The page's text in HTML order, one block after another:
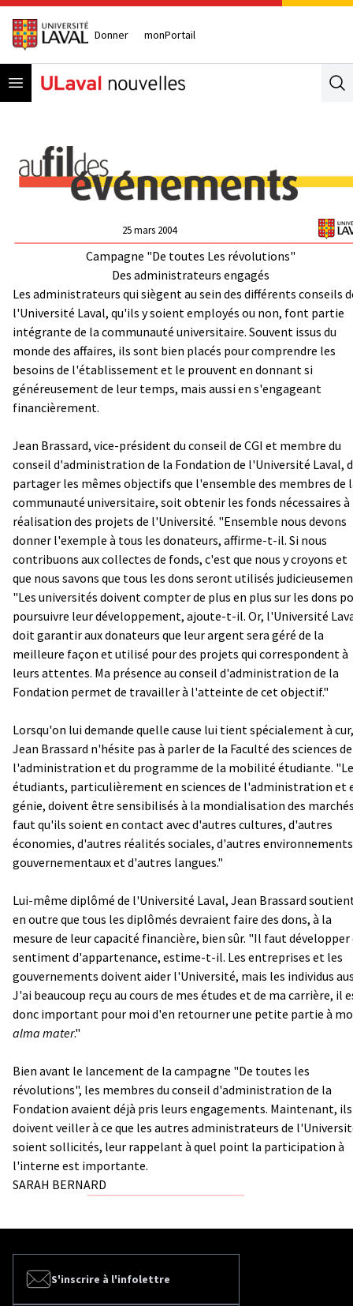
Donner monPortail
Open menu
25 mars 2004
Campagne "De toutes Les révolutions"
Des administrateurs engagés
Les administrateurs qui siègent au sein des différents conseils
l'Université Laval, qu'ils y soient employés ou non, font partie
intégrante de la communauté universitaire. Souvent issus du
monde des affaires, ils sont bien placés pour comprendre les
besoins de l'établissement et le prouvent en donnant si
généreusement de leur temps, mais aussi en s'engageant
financièrement.
Jean Brassard, vice-président du conseil de CGI et membre du
conseil d'administration de la Fondation de l'Université Laval,
partager les mêmes objectifs que l'ensemble des membres de
communauté universitaire, soit obtenir les fonds nécessaires à
réalisation des projets de l'Université. "Ensemble nous devons
donner l'exemple à tous les donateurs, affirme-t-il. Si nous
contribuons aux collectes de fonds, c'est que nous y croyons et
que nous savons que tous les dons seront utilisés
"Les universités doivent compter de plus en plus sur les dons
poursuivre leur développement, ajoute-t-il. Or, l'Université
doit garantir aux donateurs que leur argent sera géré de la
meilleure façon et utilisé pour des projets qui correspondent à
leurs attentes. Ma présence au conseil d'administration de la
Fondation permet de travailler à l'atteinte de cet objectif."
Lorsqu'on lui demande quelle cause lui tient spécialement à cur,
Jean Brassard n'hésite pas à parler de la Faculté des sciences de
l'administration et du programme de la mobilité étudiante.
étudiants, particulièrement en sciences de l'administration et
génie, doivent être sensibilisés à la mondialisation des
faut qu'ils soient en contact avec d'autres cultures, d'autres
économies, d'autres réalités sociales, d'autres environnements
gouvernementaux et d'autres langues."
Lui-même diplômé de l'Université Laval, Jean Brassard
en outre que tous les diplômés devraient faire des dons, à la
mesure de leur capacité financière, bien sûr. "Il faut développer
sentiment d'appartenance, estime-t-il. Les entreprises et les
gouvernements doivent aider l'Université, mais les individus
J'ai beaucoup reçu au cours de mes études et de ma carrière, il
donc important pour moi d'en retourner une petite partie à
alma mater."
Bien avant le lancement de la campagne "De toutes les
révolutions", les membres du conseil d'administration de la
Fondation avaient déjà pris leurs engagements. Maintenant, ils
doivent veiller à ce que les autres administrateurs de
soient sollicités, leur rappelant à quel point la participation à
l'interne est importante.
SARAH BERNARD
S'inscrire à l'infolettre